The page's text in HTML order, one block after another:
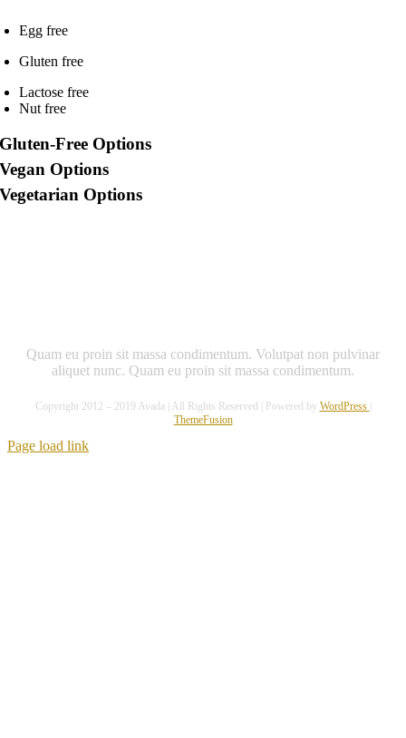
Egg free
Gluten free
Lactose free
Nut free
Gluten-Free Options
Vegan Options
Vegetarian Options
Quam eu proin sit massa condimentum. Volutpat non pulvinar
aliquet nunc. Quam eu proin sit massa condimentum.
Copyright 2012 – 2019 Avada | All Rights Reserved | Powered by WordPress
ThemeFusion
Page load link